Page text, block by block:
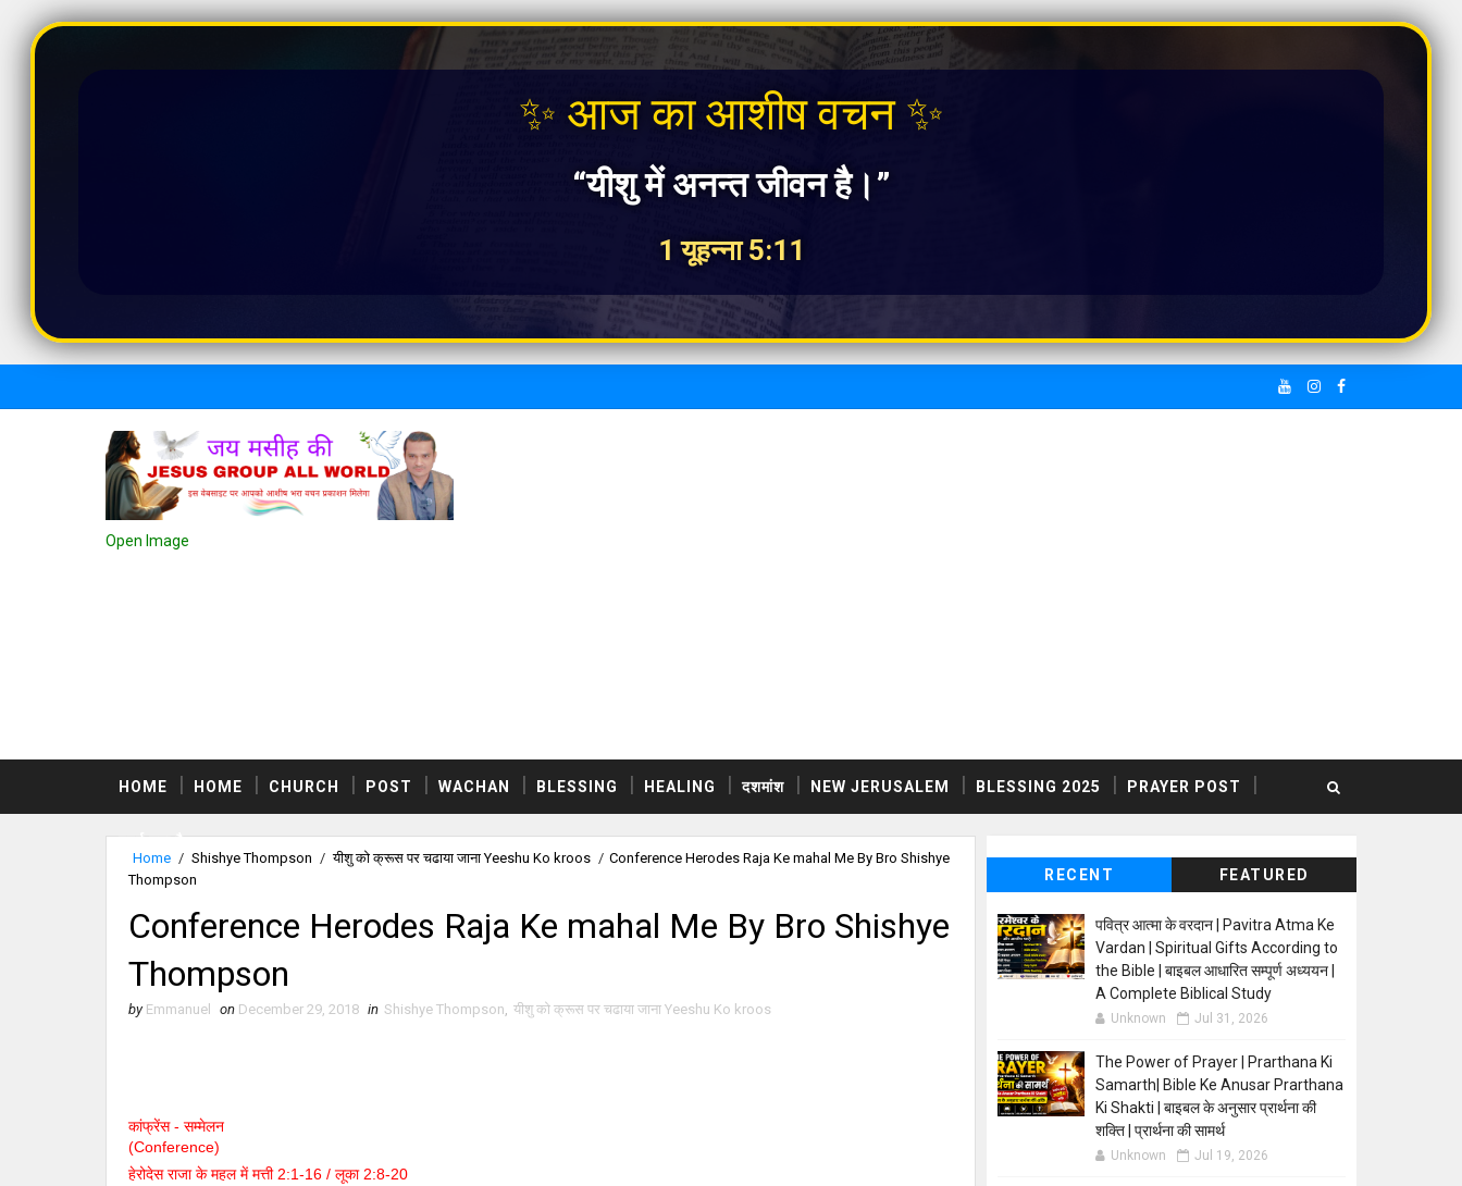
✨ आज का आशीष वचन ✨
“यीशु में अनन्त जीवन है।”
1 यूहन्ना 5:11
Open Image
HOME HOME CHURCH POST WACHAN BLESSING HEALING दशमांश NEW JERUSALEM BLESSING 2025 PRAYER POST
स्वर्ग क्या है
Home / Shishye Thompson / यीशु को क्रूस पर चढाया जाना Yeeshu Ko kroos / Conference Herodes Raja Ke mahal Me By Bro Shishye
Thompson
Conference Herodes Raja Ke mahal Me By Bro Shishye
Thompson
by Emmanuel on December 29, 2018 in Shishye Thompson, यीशु को क्रूस पर चढाया जाना Yeeshu Ko kroos
कांफ्रेंस - सम्मेलन
(Conference)
हेरोदेस राजा के महल में मत्ती 2:1-16 / लूका 2:8-20
RECENT FEATURED
पवित्र आत्मा के वरदान | Pavitra Atma Ke
Vardan | Spiritual Gifts According to
the Bible | बाइबल आधारित सम्पूर्ण अध्ययन |
A Complete Biblical Study
Unknown Jul 31, 2026
The Power of Prayer | Prarthana Ki
Samarth| Bible Ke Anusar Prarthana
Ki Shakti | बाइबल के अनुसार प्रार्थना की
शक्ति | प्रार्थना की सामर्थ
Unknown Jul 19, 2026